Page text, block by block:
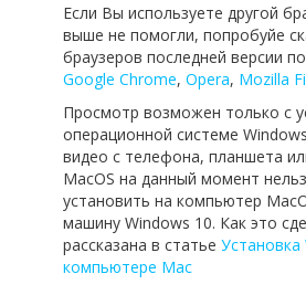
Если Вы используете другой
выше не помогли, попробуйе
браузеров последней версии
Google Chrome, Opera, Mozilla
Просмотр возможен только с
операционной системе
видео с телефона, планшета
MacOS на данный момент
установить на компьютер
машину Windows 10. Как это
рассказана в статье Установка
компьютере Mac